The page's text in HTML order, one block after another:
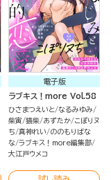
電子版
ラブキス！more Vol.58
ひさまつえいと なるみゆみ
柴寅 猫柴 あずたか こぽりヌ
ち 真神れい
ののもりばな
な ラブキス！more編集部
大江戸ウメコ